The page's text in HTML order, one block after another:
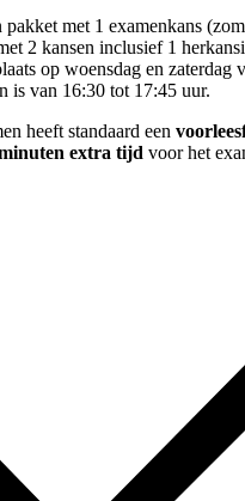
met 1 examenkans
2 kansen inclusief 1
op woensdag en zaterdag
is van 16:30 tot 17:45 uur.
heeft standaard een
extra tijd voor het